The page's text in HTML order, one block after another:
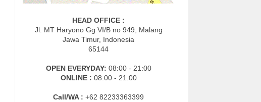
HEAD OFFICE :
Jl. MT Haryono Gg VI/B no 949, Malang
Jawa Timur, Indonesia
65144
OPEN EVERYDAY: 08:00 - 21:00
ONLINE : 08:00 - 21:00
Call/WA : +62 82233363399